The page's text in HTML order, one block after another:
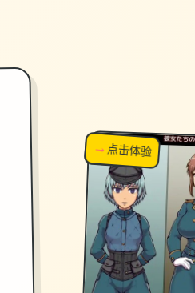
↗超棒！
→点击体验